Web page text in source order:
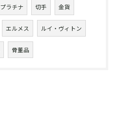
プラチナ 切手 金貨
エルメス ルイ・ヴィトン
骨董品